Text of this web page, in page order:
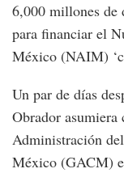
6,000 millones de
para financiar el
México (NAIM)
Un par de días
Obrador asumiera
Administración
México (GACM)